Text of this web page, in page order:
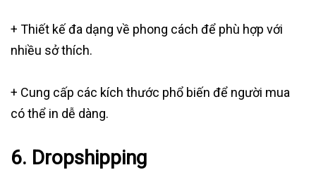
+ Thiết kế đa dạng về phong cách để phù hợp với
nhiều sở thích.
+ Cung cấp các kích thước phổ biến để người mua
có thể in dễ dàng.
6. Dropshipping